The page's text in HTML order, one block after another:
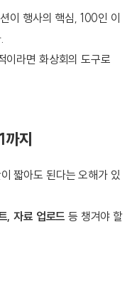
이 행사의 핵심, 100인 이
이라면 화상회의 도구로
지
짧아도 된다는 오해가 있
, 자료 업로드 등 챙겨야 할